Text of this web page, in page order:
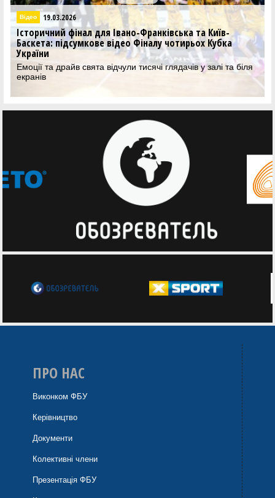
біля
Кубок України 16.03.2026
Блок-шот Сушкіна на останніх секундах та інші
хайлайти — в топ-10 моментів Фіналу чотирьох
До вашої уваги головні моменти вирішальних матчів
України
ПРО НАС
Виконком ФБУ
Керівництво
Документи
Колективні члени
Презентація ФБУ